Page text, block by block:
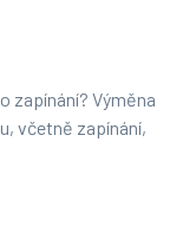
zapínání? Výměna
včetně zapínání,